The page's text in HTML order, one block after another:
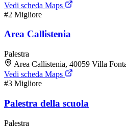
Vedi scheda Maps
#2 Migliore
Area Callistenia
Palestra
Area Callistenia, 40059 Villa
Vedi scheda Maps
#3 Migliore
Palestra della scuola
Palestra